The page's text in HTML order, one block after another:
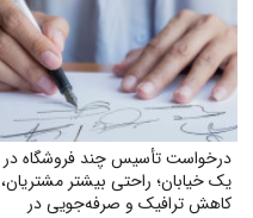
درخواست تأسیس چند فروشگاه در
یک خیابان؛ راحتی بیشتر مشتریان،
کاهش ترافیک و صرفه‌جویی در